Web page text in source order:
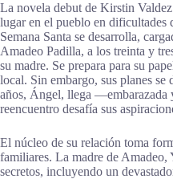
La novela debut de Kirstin
lugar en el pueblo en
Semana Santa se desarrolla,
Amadeo Padilla, a los treinta y
su madre. Se prepara para su
local. Sin embargo, sus planes
años, Ángel, llega —embarazada
reencuentro desafía sus
El núcleo de su relación toma
familiares. La madre de Amadeo,
secretos, incluyendo un